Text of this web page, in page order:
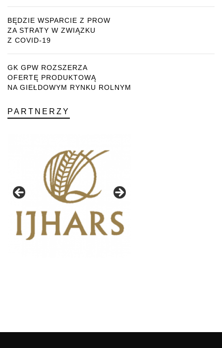
BĘDZIE WSPARCIE Z PROW
ZA STRATY W ZWIĄZKU
Z COVID-19
GK GPW ROZSZERZA
OFERTĘ PRODUKTOWĄ
NA GIEŁDOWYM RYNKU ROLNYM
PARTNERZY